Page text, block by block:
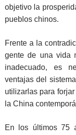
objetivo la
pueblos chinos.
Frente a la
gente de una vida
inadecuado, es
ventajas del
utilizarlas para
la China
En los últimos 75